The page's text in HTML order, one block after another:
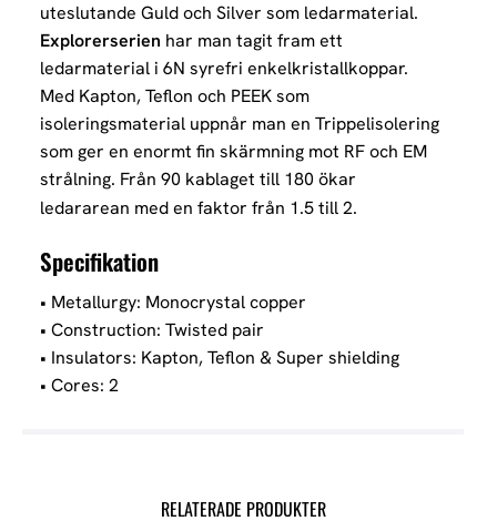
uteslutande Guld och Silver som ledarmaterial.
Explorerserien har man tagit fram ett
ledarmaterial i 6N syrefri enkelkristallkoppar.
Med Kapton, Teflon och PEEK som
isoleringsmaterial uppnår man en Trippelisolering
som ger en enormt fin skärmning mot RF och EM
strålning. Från 90 kablaget till 180 ökar
ledararean med en faktor från 1.5 till 2.
Specifikation
• Metallurgy: Monocrystal copper
• Construction: Twisted pair
• Insulators: Kapton, Teflon & Super shielding
• Cores: 2
RELATERADE PRODUKTER